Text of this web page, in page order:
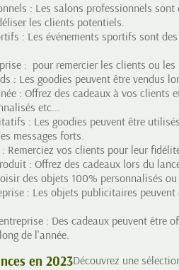
: Les salons professionnels
les clients potentiels.
: Les événements sportifs sont
: pour remercier les clients ou
: Les goodies peuvent être vendus
: Offrez des cadeaux à vos
etc...
: Les goodies peuvent être
messages forts.
Remerciez vos clients pour leur
: Offrez des cadeaux lors du
des objets 100% personnalisés
: Les objets publicitaires
: Des cadeaux peuvent être
de l'année.
en 2023Découvrez une